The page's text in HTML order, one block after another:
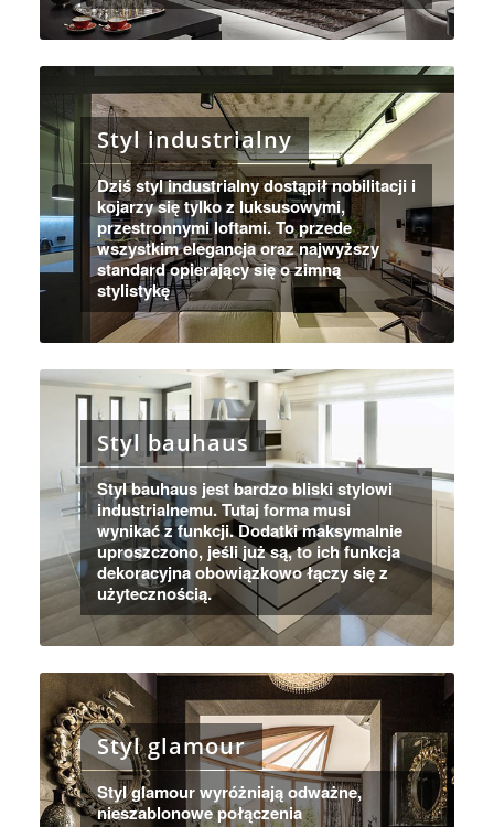
Styl industrialny
Dziś styl industrialny dostąpił nobilitacji i
kojarzy się tylko z luksusowymi,
przestronnymi loftami. To przede
wszystkim elegancja oraz najwyższy
standard opierający się o zimną
stylistykę
Styl bauhaus
Styl bauhaus jest bardzo bliski stylowi
industrialnemu. Tutaj forma musi
wynikać z funkcji. Dodatki maksymalnie
uproszczono, jeśli już są, to ich funkcja
dekoracyjna obowiązkowo łączy się z
użytecznością.
Styl glamour
Styl glamour wyróżniają odważne,
nieszablonowe połączenia